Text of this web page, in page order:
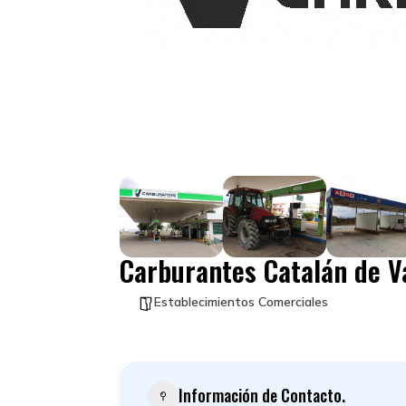
Carburantes Catalán de
Establecimientos Comerciales
Información de Contacto.